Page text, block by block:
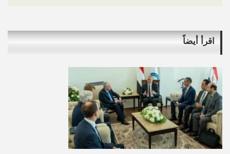
اقرأ أيضاً